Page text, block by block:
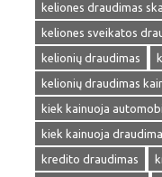
keliones draudimas
keliones sveikatos
kelionių draudimas
kelionių draudimas
kiek kainuoja
kiek kainuoja
kredito draudimas